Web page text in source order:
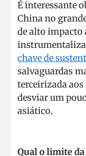
É interessante
China no
de alto impacto
chave de
salvaguardas
terceirizada
desviar um
asiático.
Qual o limite